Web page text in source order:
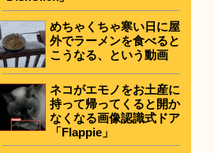
めちゃくちゃ寒い日に屋
外でラーメンを食べると
こうなる、という動画
ネコがエモノをお土産に
持って帰ってくると開か
なくなる画像認識式ドア
「Flappie」